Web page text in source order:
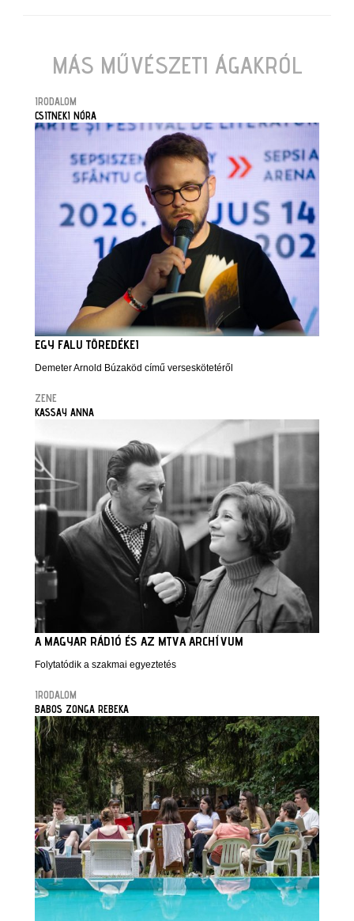
MÁS MŰVÉSZETI ÁGAKRÓL
IRODALOM
CSITNEKI NÓRA
EGY FALU TÖREDÉKEI
Demeter Arnold Búzaköd című verseskötetéről
ZENE
KASSAY ANNA
A MAGYAR RÁDIÓ ÉS AZ MTVA ARCHÍVUM
Folytatódik a szakmai egyeztetés
IRODALOM
BABOS ZONGA REBEKA